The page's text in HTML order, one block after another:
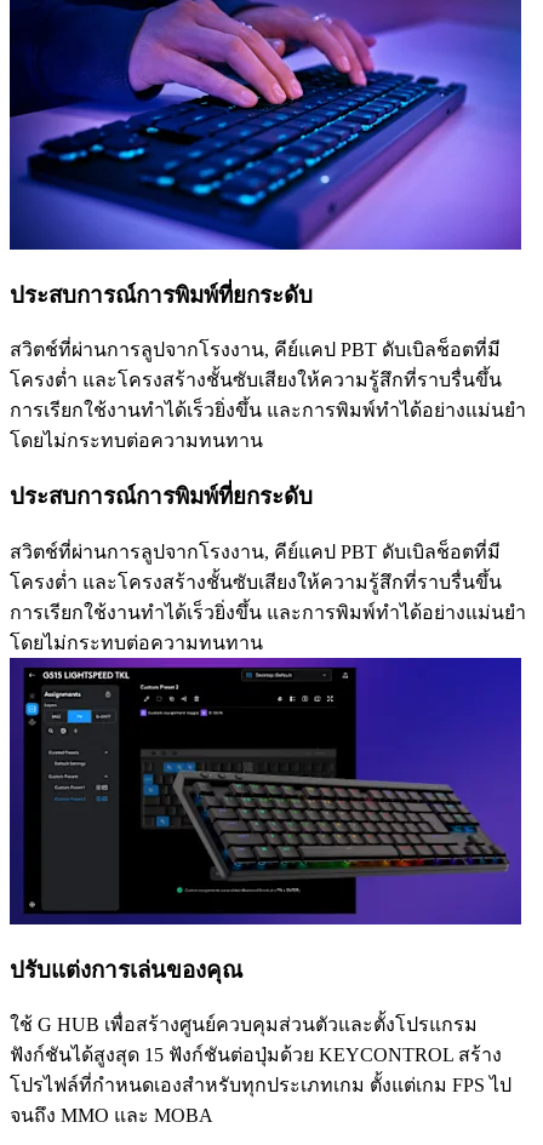
ประสบการณ์การพิมพ์ที่ยกระดับ
สวิตช์ที่ผ่านการลูปจากโรงงาน, คีย์แคป PBT ดับเบิลช็อตที่มี
โครงต่ำ และโครงสร้างชั้นซับเสียงให้ความรู้สึกที่ราบรื่นขึ้น
การเรียกใช้งานทำได้เร็วยิ่งขึ้น และการพิมพ์ทำได้อย่างแม่นยำ
โดยไม่กระทบต่อความทนทาน
ประสบการณ์การพิมพ์ที่ยกระดับ
สวิตช์ที่ผ่านการลูปจากโรงงาน, คีย์แคป PBT ดับเบิลช็อตที่มี
โครงต่ำ และโครงสร้างชั้นซับเสียงให้ความรู้สึกที่ราบรื่นขึ้น
การเรียกใช้งานทำได้เร็วยิ่งขึ้น และการพิมพ์ทำได้อย่างแม่นยำ
โดยไม่กระทบต่อความทนทาน
ปรับแต่งการเล่นของคุณ
ใช้ G HUB เพื่อสร้างศูนย์ควบคุมส่วนตัวและตั้งโปรแกรม
ฟังก์ชันได้สูงสุด 15 ฟังก์ชันต่อปุ่มด้วย KEYCONTROL สร้าง
โปรไฟล์ที่กำหนดเองสำหรับทุกประเภทเกม ตั้งแต่เกม FPS ไป
จนถึง MMO และ MOBA